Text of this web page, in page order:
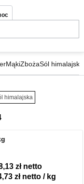
MąkiZbożaSól himalajska
himalajska
zł netto
zł netto / kg